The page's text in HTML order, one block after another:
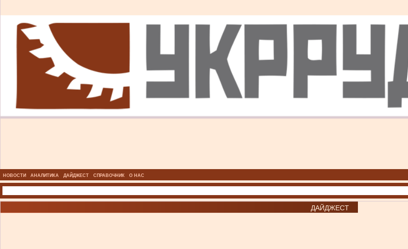
НОВОСТИ АНАЛИТИКА ДАЙДЖЕСТ СПРАВОЧНИК О НАС
ДАЙДЖЕСТ